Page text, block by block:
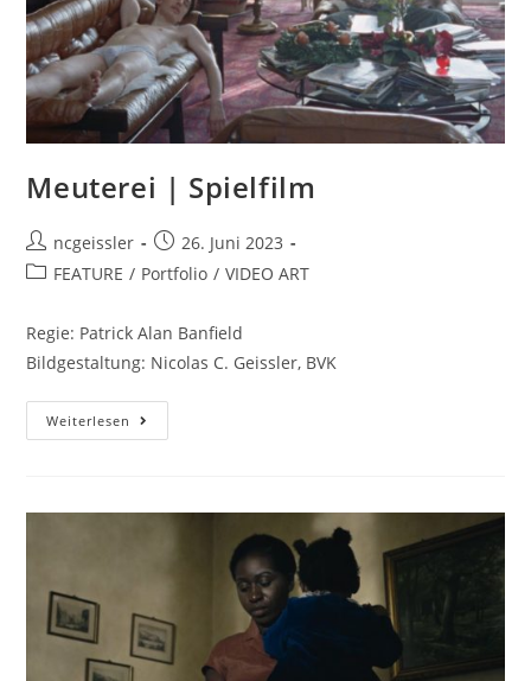
Meuterei | Spielfilm
ncgeissler
26. Juni 2023
FEATURE / Portfolio / VIDEO ART
Regie: Patrick Alan Banfield
Bildgestaltung: Nicolas C. Geissler, BVK
Weiterlesen